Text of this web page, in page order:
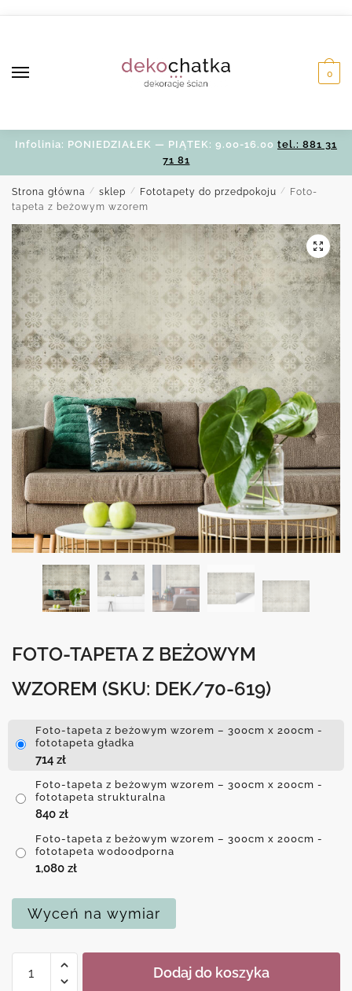
0
Infolinia: PONIEDZIAŁEK — PIĄTEK: 9.00-16.00 tel.: 881 31
71 81
Strona główna / sklep / Fototapety do przedpokoju /
Foto-
tapeta z beżowym wzorem
FOTO-TAPETA Z BEŻOWYM
WZOREM (SKU: DEK/70-619)
Foto-tapeta z beżowym wzorem – 300cm x 200cm -
fototapeta gładka
714 zł
Foto-tapeta z beżowym wzorem – 300cm x 200cm -
fototapeta strukturalna
840 zł
Foto-tapeta z beżowym wzorem – 300cm x 200cm -
fototapeta wodoodporna
1,080 zł
Wyceń na wymiar
Foto-
Dodaj do koszyka